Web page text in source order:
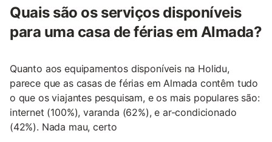
Quais são os serviços disponíveis
para uma casa de férias em Almada?
Quanto aos equipamentos disponíveis na Holidu,
parece que as casas de férias em Almada contêm tudo
o que os viajantes pesquisam, e os mais populares são:
internet (100%), varanda (62%), e ar-condicionado
(42%). Nada mau, certo